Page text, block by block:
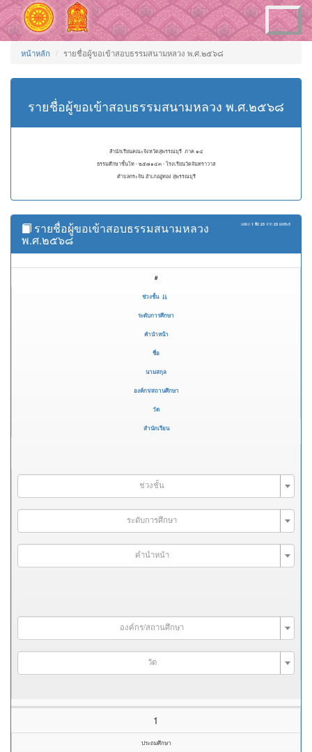
Toggle
navigation
หน้าหลัก รายชื่อผู้ขอเข้าสอบธรรมสนามหลวง พ.ศ.๒๕๖๘
รายชื่อผู้ขอเข้าสอบธรรมสนามหลวง พ.ศ.๒๕๖๘
สำนักเรียนคณะจังหวัดสุพรรณบุรี ภาค ๑๔
ธรรมศึกษาชั้นโท - ๒๕๗๑๔๓ - โรงเรียนวัดจันทราวาส
ตำบลกระจัน อำเภออู่ทอง สุพรรณบุรี
แสดง 1 ถึง 23 จาก 23 ผลลัพธ์
รายชื่อผู้ขอเข้าสอบธรรมสนามหลวง
พ.ศ.๒๕๖๘
#
ช่วงชั้น
ระดับการศึกษา
คำนำหน้า
ชื่อ
นามสกุล
องค์กร/สถานศึกษา
วัด
สำนักเรียน
ช่วงชั้น
ระดับการศึกษา
คำนำหน้า
องค์กร/สถานศึกษา
วัด
1
ประถมศึกษา